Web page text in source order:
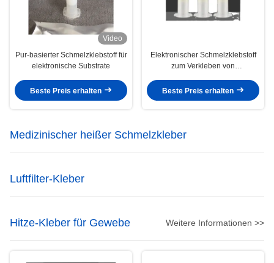
Video
Pur-basierter Schmelzklebstoff für
elektronische Substrate
Beste Preis erhalten
Elektronischer Schmelzklebstoff
zum Verkleben von
Beste Preis erhalten
Medizinischer heißer Schmelzkleber
Luftfilter-Kleber
Hitze-Kleber für Gewebe Weitere Informationen >>